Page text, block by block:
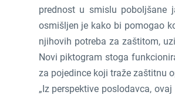
prednost u smislu poboljšane
osmišljen je kako bi pomogao
njihovih potreba za zaštitom,
Novi piktogram stoga
za pojedince koji traže zaštitnu
„Iz perspektive poslodavca,